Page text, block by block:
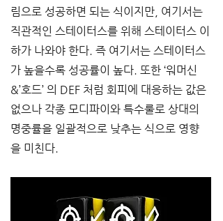
림으로 성공하면 되는 식이지만 여기서는
직관적인 스테이터스를 위해 스테이터스 이
하가 나와야 한다. 즉 여기서는 스테이터스
가 높을수록 성공률이 높다. 또한 ‘워머신
&’호드’ 의 DEF 처럼 회피에 대응하는 값은
없으나 각종 모디파이와 특수룰로 상대의
명중률을 일괄적으로 낮추는 식으로 영향
을 미친다.